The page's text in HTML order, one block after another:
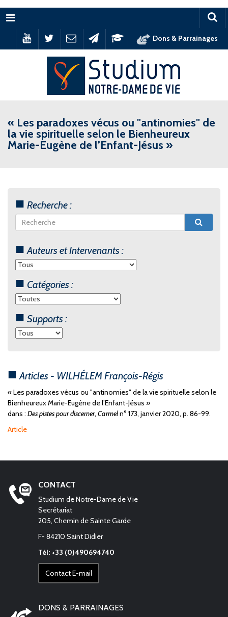
Menu
Dons & Parrainages
« Les paradoxes vécus ou "antinomies" de
la vie spirituelle selon le Bienheureux
Marie-Eugène de l’Enfant-Jésus »
Recherche :
Auteurs et Intervenants :
Catégories :
Supports :
Articles - WILHÉLEM François-Régis
« Les paradoxes vécus ou "antinomies" de la vie spirituelle selon le
Bienheureux Marie-Eugène de l’Enfant-Jésus »
dans : Des pistes pour discerner, Carmeln° 173, janvier 2020, p. 86-99.
Article
CONTACT
Studium de Notre-Dame de Vie
Secrétariat
205, Chemin de Sainte Garde
F- 84210 Saint Didier
Tél: +33 (0)490694740
Contact E-mail
DONS & PARRAINAGES